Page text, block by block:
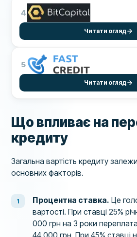
4
Читати огляд
5
Читати огляд
Що впливає на
кредиту
Загальна вартість кредиту
основних факторів.
Процентна ставка. Це
вартості. При ставці 25%
000 грн на 3 роки
44 000 грн. При 45% ставці